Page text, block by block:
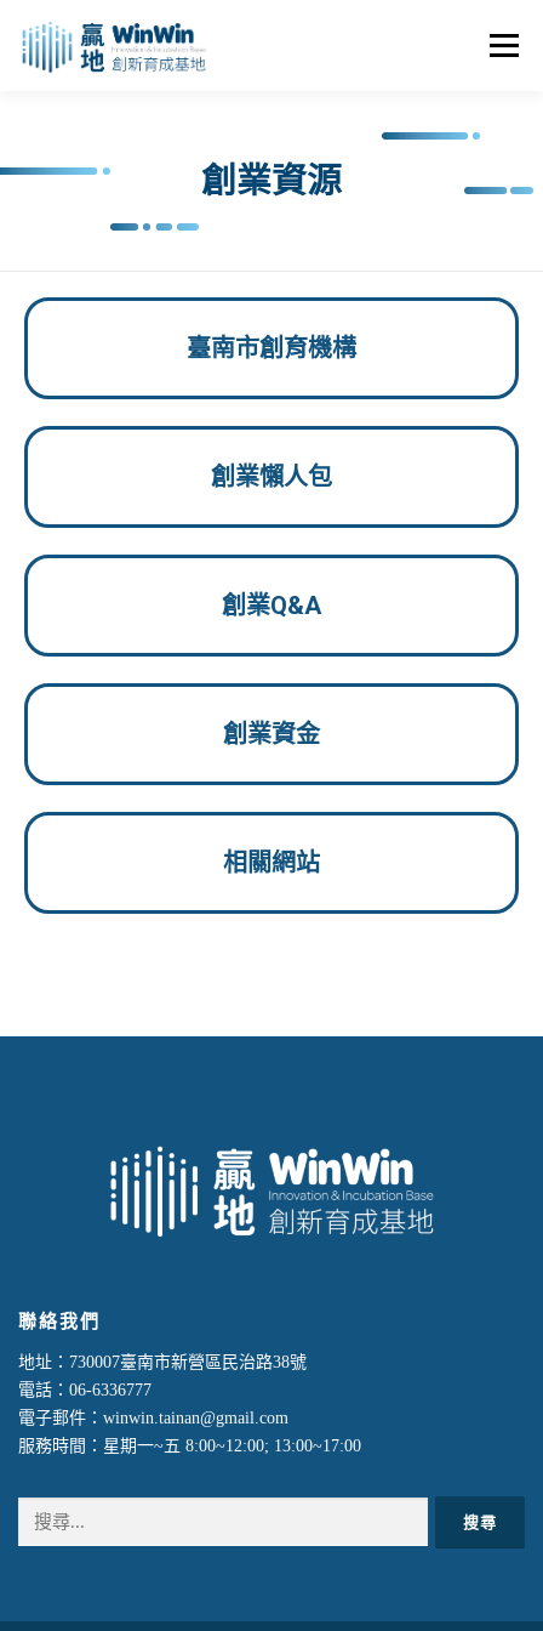
選單
創業諮詢
進駐申請 活動花絮
創業資源
臺南市創育機構
創業懶人包
創業Q&A
創業資金
相關網站
聯絡我們
地址：730007臺南市新營區民治路38號
電話：06-6336777
電子郵件：winwin.tainan@gmail.com
服務時間：星期一~五 8:00~12:00; 13:00~17:00